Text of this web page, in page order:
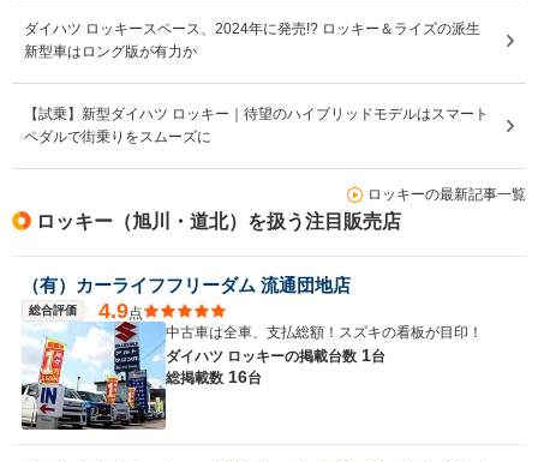
ダイハツ ロッキースペース、2024年に発売!? ロッキー＆ライズの派生
新型車はロング版が有力か
【試乗】新型ダイハツ ロッキー｜待望のハイブリッドモデルはスマート
ペダルで街乗りをスムーズに
ロッキーの最新記事一覧
ロッキー（旭川・道北）を扱う注目販売店
（有）カーライフフリーダム 流通団地店
総合評価 4.9点
中古車は全車、支払総額！スズキの看板が目印！
ダイハツ ロッキーの掲載台数 1台
総掲載数 16台